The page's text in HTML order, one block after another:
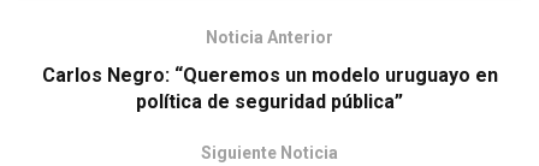
Noticia Anterior
Carlos Negro: “Queremos un modelo uruguayo en
política de seguridad pública”
Siguiente Noticia